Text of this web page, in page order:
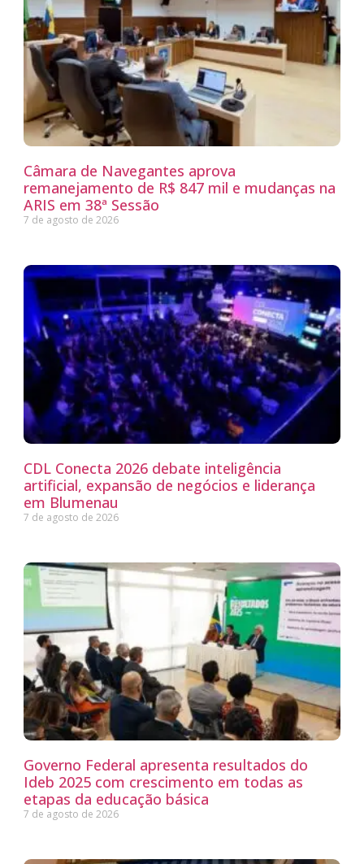
Câmara de Navegantes aprova
remanejamento de R$ 847 mil e mudanças na
ARIS em 38ª Sessão
7 de agosto de 2026
CDL Conecta 2026 debate inteligência
artificial, expansão de negócios e liderança
em Blumenau
7 de agosto de 2026
Governo Federal apresenta resultados do
Ideb 2025 com crescimento em todas as
etapas da educação básica
7 de agosto de 2026